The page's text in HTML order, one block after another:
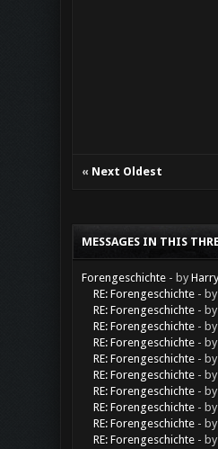
« Next Oldest
MESSAGES IN THIS
Forengeschichte - by
RE: Forengeschichte - by
RE: Forengeschichte - by
RE: Forengeschichte - by
RE: Forengeschichte - by
RE: Forengeschichte - by
RE: Forengeschichte - by
RE: Forengeschichte - by
RE: Forengeschichte - by
RE: Forengeschichte - by
RE: Forengeschichte - by